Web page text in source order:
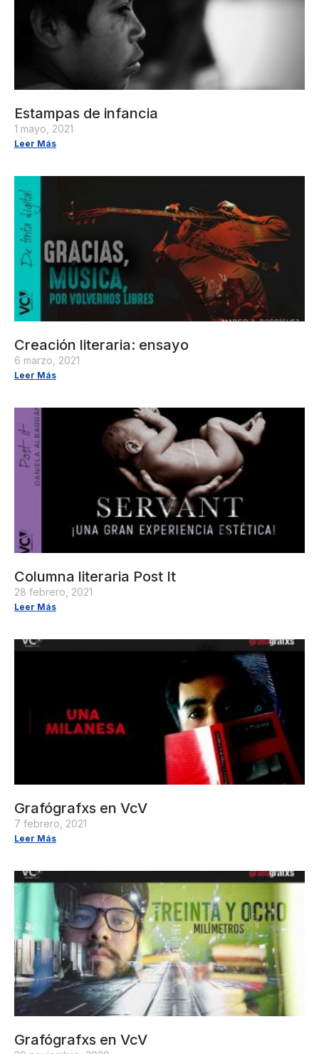
Estampas de infancia
1 mayo, 2021
Leer Más
Creación literaria: ensayo
6 marzo, 2021
Leer Más
Columna literaria Post It
28 febrero, 2021
Leer Más
Grafógrafxs en VcV
7 febrero, 2021
Leer Más
Grafógrafxs en VcV